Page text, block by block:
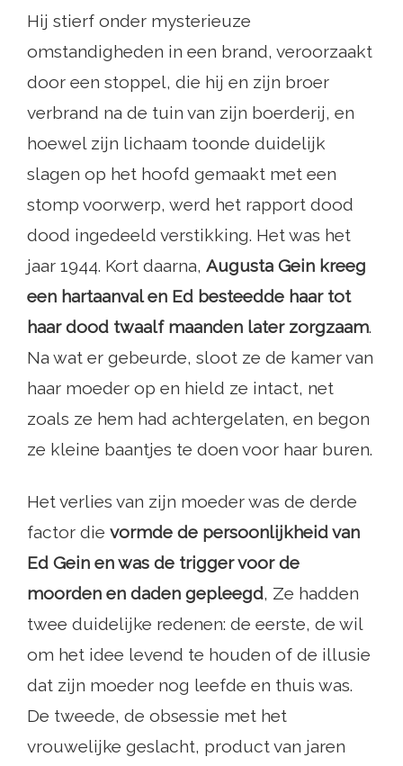
Hij stierf onder mysterieuze
omstandigheden in een brand, veroorzaakt
door een stoppel, die hij en zijn broer
verbrand na de tuin van zijn boerderij, en
hoewel zijn lichaam toonde duidelijk
slagen op het hoofd gemaakt met een
stomp voorwerp, werd het rapport dood
dood ingedeeld verstikking. Het was het
jaar 1944. Kort daarna, Augusta Gein kreeg
een hartaanval en Ed besteedde haar tot
haar dood twaalf maanden later zorgzaam.
Na wat er gebeurde, sloot ze de kamer van
haar moeder op en hield ze intact, net
zoals ze hem had achtergelaten, en begon
ze kleine baantjes te doen voor haar buren.
Het verlies van zijn moeder was de derde
factor die vormde de persoonlijkheid van
Ed Gein en was de trigger voor de
moorden en daden gepleegd, Ze hadden
twee duidelijke redenen: de eerste, de wil
om het idee levend te houden of de illusie
dat zijn moeder nog leefde en thuis was.
De tweede, de obsessie met het
vrouwelijke geslacht, product van jaren